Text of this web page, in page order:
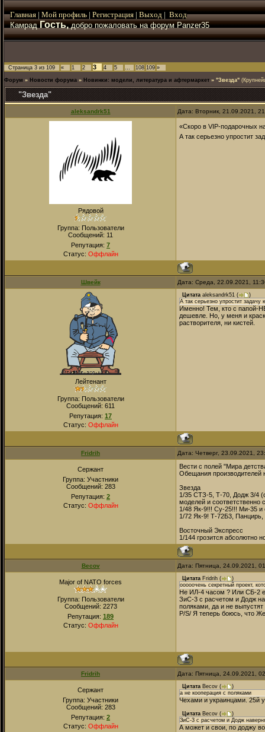
Главная | Мой профиль | Регистрация | Выход | Вход
КамрадГость,добро пожаловать на форум Panzer35
Страница 3 из 109 « 1 2 3 4 5 … 108 109 »
Форум » Новости форума » Новинки: модели, литература и афтермаркет » "Звезда"
"Звезда"
aleksandrk51 Дата: Вторник, 21.09.2021,
Рядовой
Группа: Пользователи
Сообщений: 11
Репутация: 7
Статус: Оффлайн
«Скоро в VIP-подарочных
А так серьезно упростит
Швейк Дата: Среда, 22.09.2021,
Лейтенант
Группа: Пользователи
Сообщений: 611
Репутация: 17
Статус: Оффлайн
Цитата aleksandrk51 (
)
А так серьезно упростит
Именно! Тем, кто с папой-
дешевле. Но, у меня и
растворителя, ни кистей.
Fridrih Дата: Четверг, 23.09.2021,
Сержант
Группа: Участники
Сообщений: 283
Репутация: 2
Статус: Оффлайн
Вести с полей "Мира
Обещания производителей
Звезда
1/35 СТЗ-5, Т-70, Додж 3/4
моделей и соответственно
1/48 Як-9!!! Су-25!!! Ми-35 и
1/72 Як-9! Т-72Б3,
Восточный Экспресс
1/144 грозится абсолютно
Becov Дата: Пятница, 24.09.2021,
Major of NATO forces
Группа: Пользователи
Сообщений: 2273
Репутация: 189
Статус: Оффлайн
Цитата Fridrih (
)
ооооочень секретный проект,
Не ИЛ-4 часом ? Или СБ-2
ЗиС-3 с расчетом и Додж
поляками, да и не
P/S/ Я теперь боюсь, что
Fridrih Дата: Пятница, 24.09.2021,
Сержант
Группа: Участники
Сообщений: 283
Репутация: 2
Статус: Оффлайн
Цитата Becov (
)
а не кооперация с поляками
Чехами и украинцами. 25й
Цитата Becov (
)
ЗиС-3 с расчетом и Додж
А может и свои, по доджу